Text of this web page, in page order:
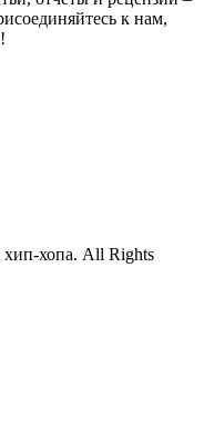
к нам,
хопа. All Rights